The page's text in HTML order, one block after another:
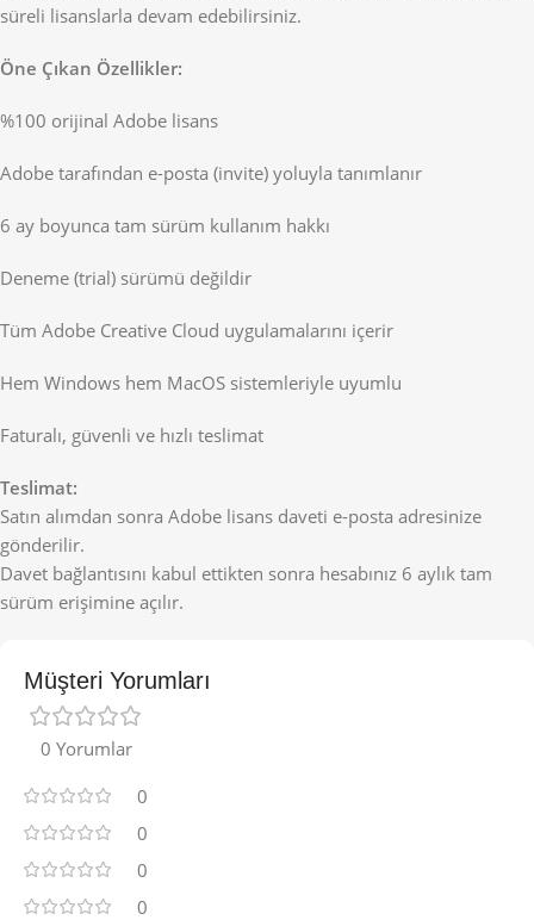
süreli lisanslarla devam edebilirsiniz.
Öne Çıkan Özellikler:
%100 orijinal Adobe lisans
Adobe tarafından e-posta (invite) yoluyla tanımlanır
6 ay boyunca tam sürüm kullanım hakkı
Deneme (trial) sürümü değildir
Tüm Adobe Creative Cloud uygulamalarını içerir
Hem Windows hem MacOS sistemleriyle uyumlu
Faturalı, güvenli ve hızlı teslimat
Teslimat:
Satın alımdan sonra Adobe lisans daveti e-posta adresinize
gönderilir.
Davet bağlantısını kabul ettikten sonra hesabınız 6 aylık tam
sürüm erişimine açılır.
Müşteri Yorumları
0 Yorumlar
0
0
0
0